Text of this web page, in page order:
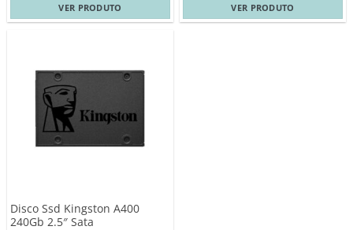
VER PRODUTO VER PRODUTO
Disco Ssd Kingston A400
240Gb 2.5″ Sata